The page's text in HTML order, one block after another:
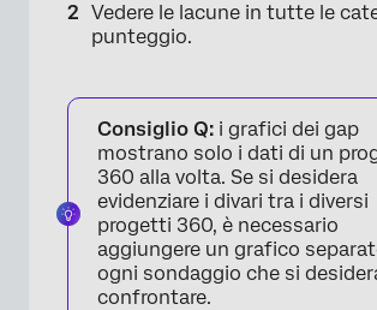
Vedere le lacune in tutte le
punteggio.
Consiglio Q: i grafici dei gap
mostrano solo i dati di un
360 alla volta. Se si desidera
evidenziare i divari tra i diversi
progetti 360, è necessario
aggiungere un grafico
ogni sondaggio che si
confrontare.